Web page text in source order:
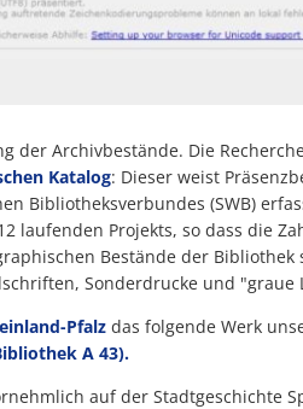
der Archivbestände. Die
Katalog: Dieser weist
Bibliotheksverbundes (SWB)
laufenden Projekts, so dass die
Bestände der
Sonderdrucke und "graue
Pfalzdas folgende Werk
A 43).
auf der Stadtgeschichte